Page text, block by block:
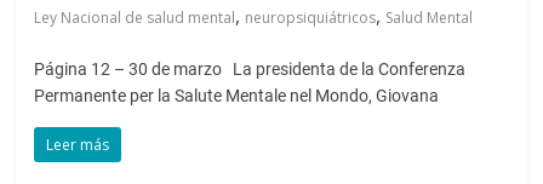
Ley Nacional de salud mental, neuropsiquiátricos, Salud Mental
Página 12 – 30 de marzo La presidenta de la Conferenza
Permanente per la Salute Mentale nel Mondo, Giovana
Leer más